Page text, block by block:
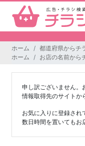
ホーム
都道府県からチ
ホーム
お店の名前から
申し訳ございません。
情報取得先のサイトか
お気に入りに登録され
数日時間を置いてもお